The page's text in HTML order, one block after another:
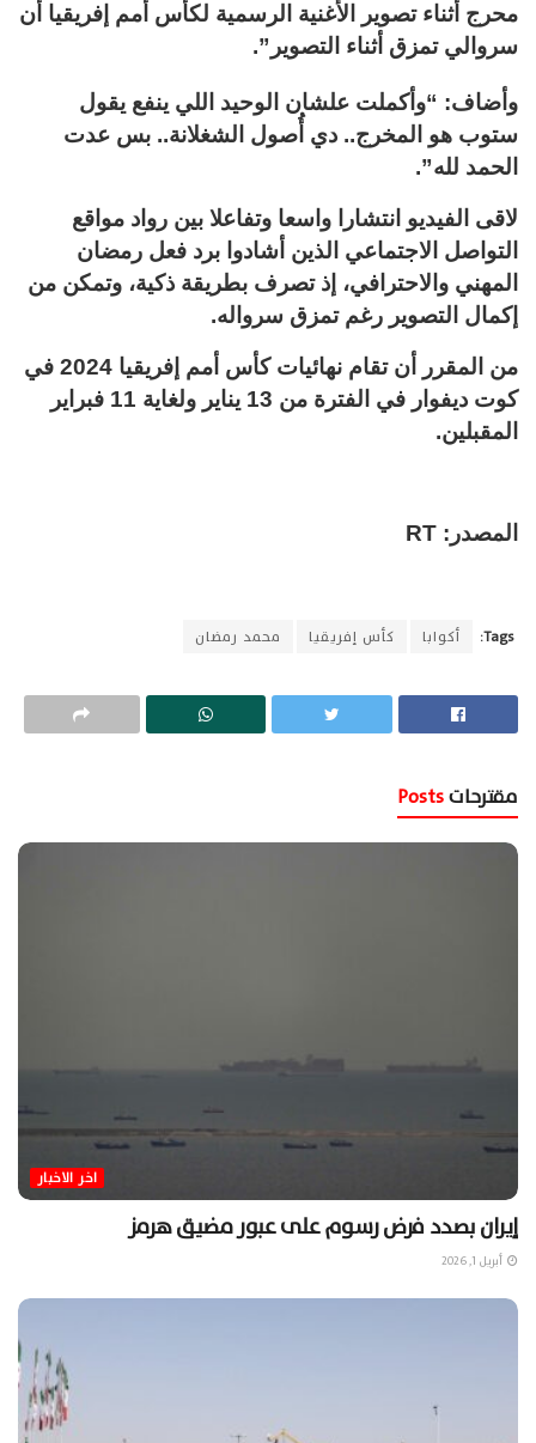
محرج أثناء تصوير الأغنية الرسمية لكأس أمم إفريقيا أن
سروالي تمزق أثناء التصوير”.
وأضاف: “وأكملت علشان الوحيد اللي ينفع يقول
ستوب هو المخرج.. دي أُصول الشغلانة.. بس عدت
الحمد لله”.
لاقى الفيديو انتشارا واسعا وتفاعلا بين رواد مواقع
التواصل الاجتماعي الذين أشادوا برد فعل رمضان
المهني والاحترافي، إذ تصرف بطريقة ذكية، وتمكن من
إكمال التصوير رغم تمزق سرواله.
من المقرر أن تقام نهائيات كأس أمم إفريقيا 2024 في
كوت ديفوار في الفترة من 13 يناير ولغاية 11 فبراير
المقبلين.
المصدر: RT
Tags: أكوابا كأس إفريقيا محمد رمضان
مقترحات
اخر الاخبار
إيران بصدد فرض رسوم على عبور مضيق هرمز
أبريل 1, 2026